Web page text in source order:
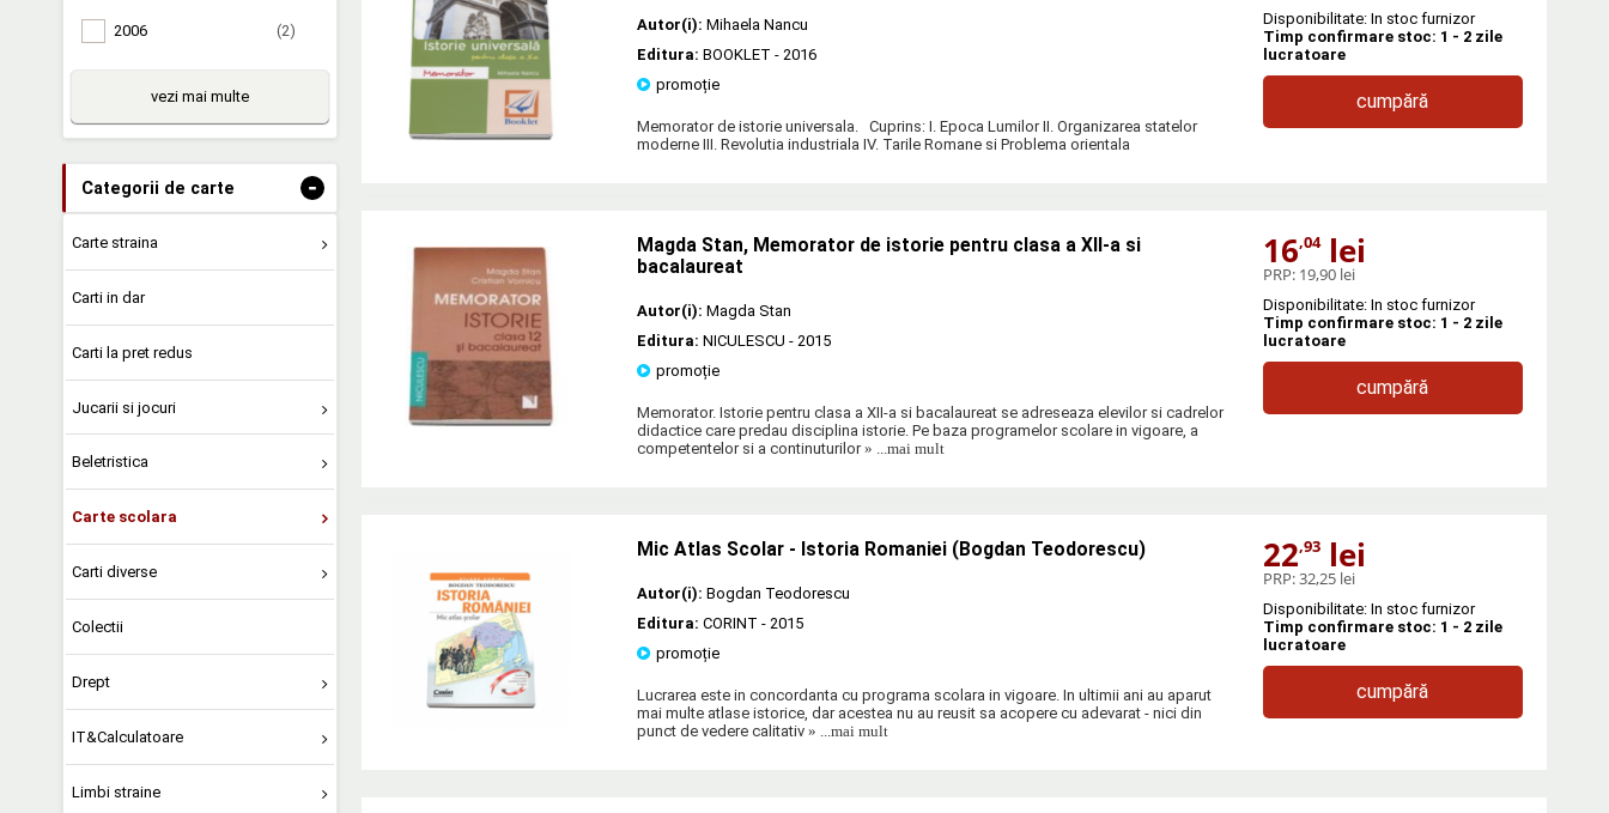
2006 (2)
vezi mai multe
Categorii de carte -
Carte straina
Carti in dar
Carti la pret redus
Jucarii si jocuri
Beletristica
Carte scolara
Carti diverse
Colectii
Drept
IT&Calculatoare
Limbi straine
Autor(i): Mihaela Nancu
Editura: BOOKLET - 2016
promoție
Memorator de istorie universala. Cuprins: I. Epoca Lumilor II. Organizarea statelor
moderne III. Revolutia industriala IV. Tarile Romane si Problema orientala
Disponibilitate: In stoc furnizor
Timp confirmare stoc: 1 - 2 zile
lucratoare
cumpără
Magda Stan, Memorator de istorie pentru clasa a XII-a si
bacalaureat
Autor(i): Magda Stan
Editura: NICULESCU - 2015
promoție
Memorator. Istorie pentru clasa a XII-a si bacalaureat se adreseaza elevilor si cadrelor
didactice care predau disciplina istorie. Pe baza programelor scolare in vigoare, a
competentelor si a continuturilor» ...mai mult
16,04lei
PRP: 19,90 lei
Disponibilitate: In stoc furnizor
Timp confirmare stoc: 1 - 2 zile
lucratoare
cumpără
Mic Atlas Scolar - Istoria Romaniei (Bogdan Teodorescu)
Autor(i): Bogdan Teodorescu
Editura: CORINT - 2015
promoție
Lucrarea este in concordanta cu programa scolara in vigoare. In ultimii ani au aparut
mai multe atlase istorice, dar acestea nu au reusit sa acopere cu adevarat - nici din
punct de vedere calitativ » ...mai mult
22,93lei
PRP:32,25 lei
Disponibilitate: In stoc furnizor
Timp confirmare stoc: 1 - 2 zile
lucratoare
cumpără